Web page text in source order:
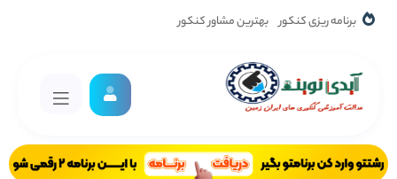
برنامه ریزی کنکور بهترین مشاور کنکور